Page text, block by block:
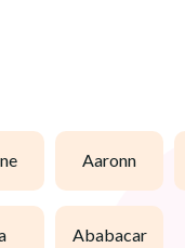
aaronn
ababacar